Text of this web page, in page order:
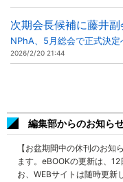
次期会長候補に藤井副
NPhA、5月総会で正式決定
2026/2/20 21:44
編集部からのお知ら
【お盆期間中の休刊のお
ます。eBOOKの更新は、
お、WEBサイトは随時更新